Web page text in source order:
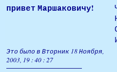
привет Маршаковичу!
Это было в Вторник 18 Ноября,
2003, 19 : 40 : 27